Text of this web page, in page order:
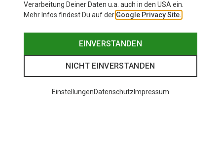
Verarbeitung Deiner Daten u.a. auch in den USA ein.
Mehr Infos findest Du auf der Google Privacy Site.
EINVERSTANDEN
NICHT EINVERSTANDEN
EinstellungenDatenschutz Impressum